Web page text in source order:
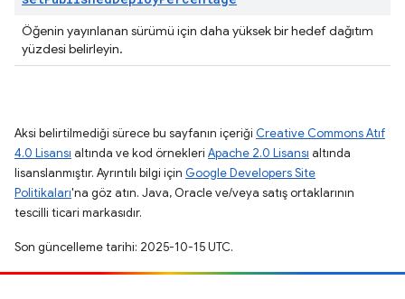
Öğenin yayınlanan sürümü için daha yüksek bir hedef dağıtım
yüzdesi belirleyin.
Aksi belirtilmediği sürece bu sayfanın içeriği Creative Commons Atıf
4.0 Lisansı altında ve kod örnekleri Apache 2.0 Lisansı altında
lisanslanmıştır. Ayrıntılı bilgi için Google Developers Site
Politikaları'na göz atın. Java, Oracle ve/veya satış ortaklarının
tescilli ticari markasıdır.
Son güncelleme tarihi: 2025-10-15 UTC.